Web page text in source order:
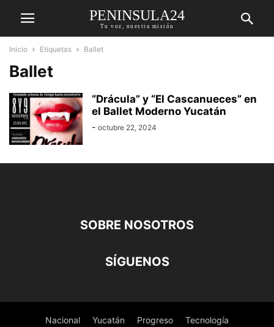
PENINSULA24
Tu voz, nuestra misión
Inicio Etiquetas Ballet
Ballet
“Drácula” y “El Cascanueces” en
el Ballet Moderno Yucatán
- octubre 22, 2024
SOBRE NOSOTROS
SÍGUENOS
Nacional Yucatán Progreso Tecnología